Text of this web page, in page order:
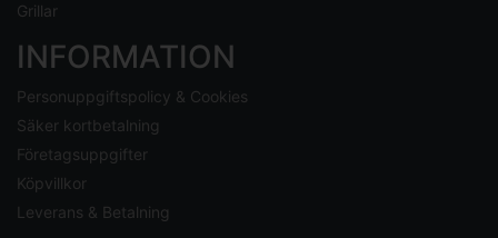
Grillar
INFORMATION
Personuppgiftspolicy & Cookies
Säker kortbetalning
Företagsuppgifter
Köpvillkor
Leverans & Betalning